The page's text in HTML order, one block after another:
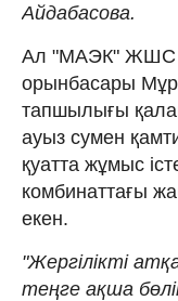
Айдабасова.
Ал "МАЭК" ЖШС
орынбасары
тапшылығы
ауыз сумен
қуатта жұмыс
комбинаттағы
екен.
"Жергілікті
теңге ақша